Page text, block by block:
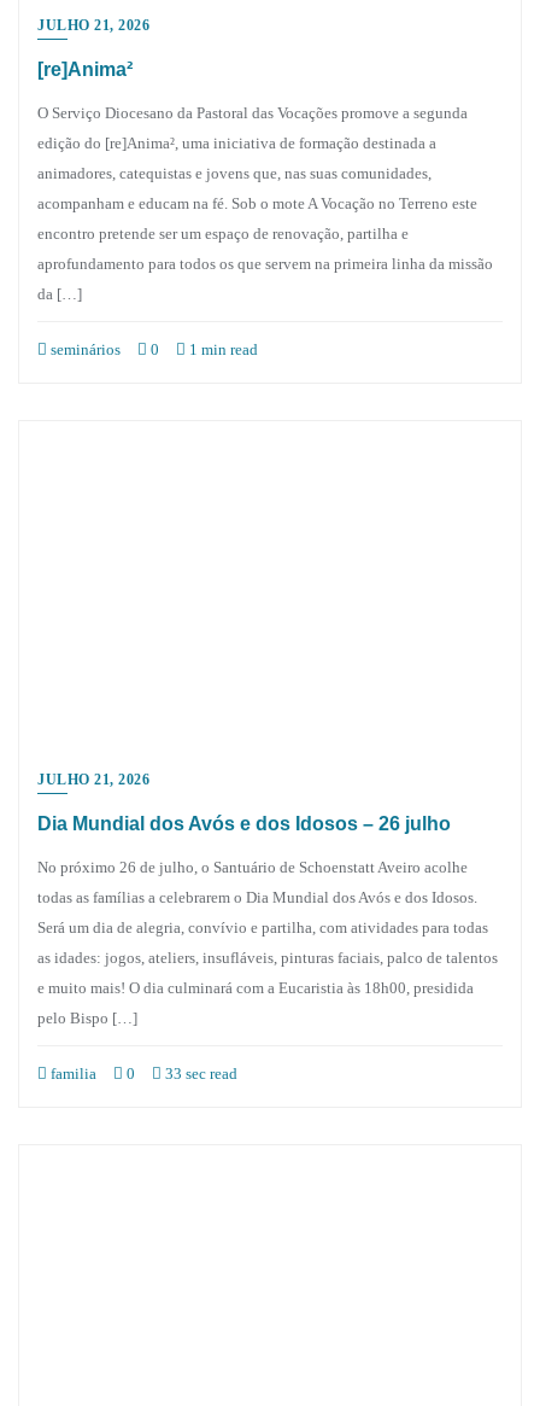
JULHO 21, 2026
[re]Anima²
O Serviço Diocesano da Pastoral das Vocações promove a segunda
edição do [re]Anima², uma iniciativa de formação destinada a
animadores, catequistas e jovens que, nas suas comunidades,
acompanham e educam na fé. Sob o mote A Vocação no Terreno este
encontro pretende ser um espaço de renovação, partilha e
aprofundamento para todos os que servem na primeira linha da missão
da […]
seminários 0 1 min read
JULHO 21, 2026
Dia Mundial dos Avós e dos Idosos – 26 julho
No próximo 26 de julho, o Santuário de Schoenstatt Aveiro acolhe
todas as famílias a celebrarem o Dia Mundial dos Avós e dos Idosos.
Será um dia de alegria, convívio e partilha, com atividades para todas
as idades: jogos, ateliers, insufláveis, pinturas faciais, palco de talentos
e muito mais! O dia culminará com a Eucaristia às 18h00, presidida
pelo Bispo […]
familia 0 33 sec read